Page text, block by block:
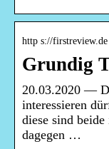
http s://
Grundig
20.03.2020 —
interessieren
diese sind
dagegen …